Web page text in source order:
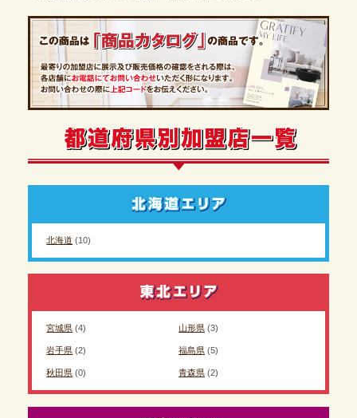
北海道 (10)
宮城県 (4) 山形県(3)
岩手県 (2) 福島県(5)
秋田県 (0) 青森県(2)